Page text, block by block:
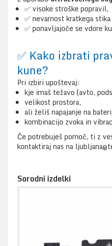
✅ visoke stroške popravil,
✅ nevarnost kratkega
✅ ponavljajoče se vdore
✅ Kako izbrati
kune?
Pri izbiri upoštevaj:
kje imaš težavo (avto,
velikost prostora,
ali želiš napajanje na
kombinacijo zvoka in
Če potrebuješ pomoč, ti z
kontaktiraj nas na
Sorodni izdelki